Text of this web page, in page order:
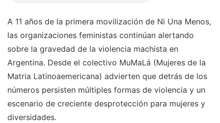
A 11 años de la primera movilización de Ni Una Menos,
las organizaciones feministas continúan alertando
sobre la gravedad de la violencia machista en
Argentina. Desde el colectivo MuMaLá (Mujeres de la
Matria Latinoaemericana) advierten que detrás de los
números persisten múltiples formas de violencia y un
escenario de creciente desprotección para mujeres y
diversidades.